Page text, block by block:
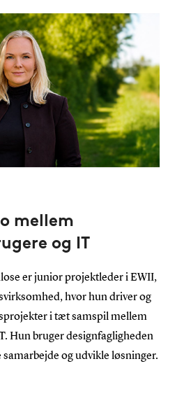
mellem
og IT
er junior projektleder i EWII,
hvor hun driver og
i tæt samspil mellem
Hun bruger designfagligheden
samarbejde og udvikle løsninger.